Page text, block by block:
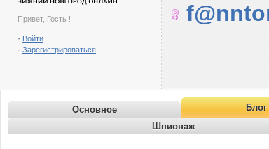
Привет, Гость !
- Войти
- Зарегистрироваться
Основное Блог
Шпионаж